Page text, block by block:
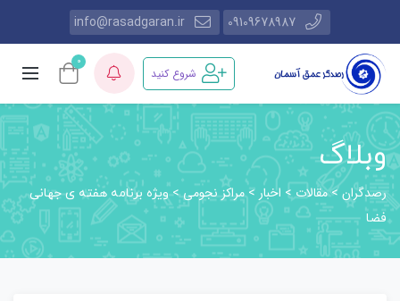
09109678987
info@rasadgaran.ir
شروع کنید
0
وبلاگ
رصدگران>مقالات> اخبار >مراکز نجومی>ویژه برنامه هفته ی جهانی
فضا